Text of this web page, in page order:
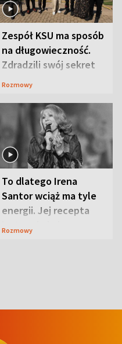
Zespół KSU ma sposób
na długowieczność.
Zdradzili swój sekret
Rozmowy
To dlatego Irena
Santor wciąż ma tyle
energii. Jej recepta
jest zaskakująco
Rozmowy